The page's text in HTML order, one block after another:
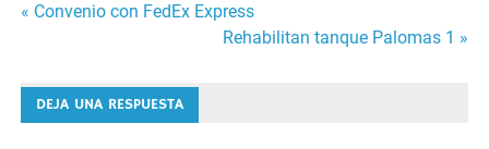
Navegación
entradas
« Convenio con FedEx Express
Rehabilitan tanque Palomas 1 »
DEJA UNA RESPUESTA